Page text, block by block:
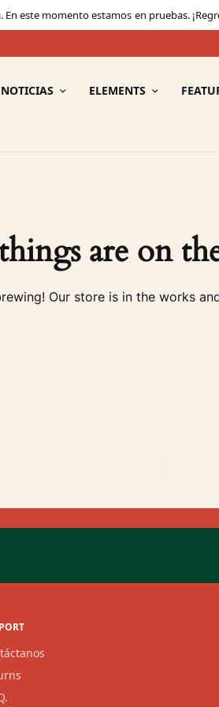
En este momento estamos en pruebas.
NOTICIAS ELEMENTS
are on
Our store is in the works